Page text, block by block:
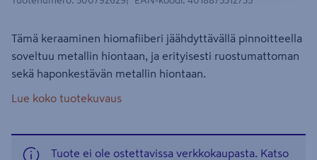
Tämä keraaminen hiomafiiberi jäähdyttävällä pinnoitteella
soveltuu metallin hiontaan, ja erityisesti ruostumattoman
sekä haponkestävän metallin hiontaan.
Lue koko tuotekuvaus
Tuote ei ole ostettavissa verkkokaupasta. Katso